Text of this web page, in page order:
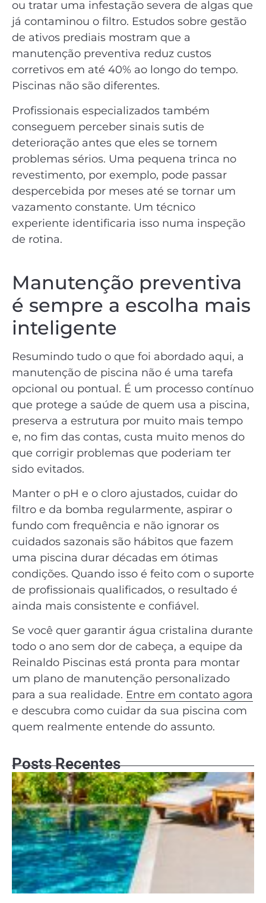
ou tratar uma infestação severa de algas que
já contaminou o filtro. Estudos sobre gestão
de ativos prediais mostram que a
manutenção preventiva reduz custos
corretivos em até 40% ao longo do tempo.
Piscinas não são diferentes.
Profissionais especializados também
conseguem perceber sinais sutis de
deterioração antes que eles se tornem
problemas sérios. Uma pequena trinca no
revestimento, por exemplo, pode passar
despercebida por meses até se tornar um
vazamento constante. Um técnico
experiente identificaria isso numa inspeção
de rotina.
Manutenção preventiva
é sempre a escolha mais
inteligente
Resumindo tudo o que foi abordado aqui, a
manutenção de piscina não é uma tarefa
opcional ou pontual. É um processo contínuo
que protege a saúde de quem usa a piscina,
preserva a estrutura por muito mais tempo
e, no fim das contas, custa muito menos do
que corrigir problemas que poderiam ter
sido evitados.
Manter o pH e o cloro ajustados, cuidar do
filtro e da bomba regularmente, aspirar o
fundo com frequência e não ignorar os
cuidados sazonais são hábitos que fazem
uma piscina durar décadas em ótimas
condições. Quando isso é feito com o suporte
de profissionais qualificados, o resultado é
ainda mais consistente e confiável.
Se você quer garantir água cristalina durante
todo o ano sem dor de cabeça, a equipe da
Reinaldo Piscinas está pronta para montar
um plano de manutenção personalizado
para a sua realidade. Entre em contato agora
e descubra como cuidar da sua piscina com
quem realmente entende do assunto.
Posts Recentes